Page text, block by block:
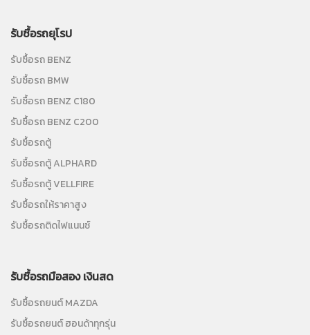
รับซื้อรถยุโรป
รับซื้อรถ BENZ
รับซื้อรถ BMW
รับซื้อรถ BENZ C180
รับซื้อรถ BENZ C200
รับซื้อรถตู้
รับซื้อรถตู้ ALPHARD
รับซื้อรถตู้ VELLFIRE
รับซื้อรถให้ราคาสูง
รับซื้อรถติดไฟแนนซ์
รับซื้อรถมือสอง เงินสด
รับซื้อรถยนต์ MAZDA
รับซื้อรถยนต์ ฮอนด้าทุกรุ่น